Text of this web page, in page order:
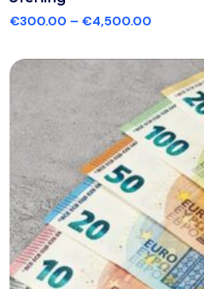
€300.00 – €4,500.00